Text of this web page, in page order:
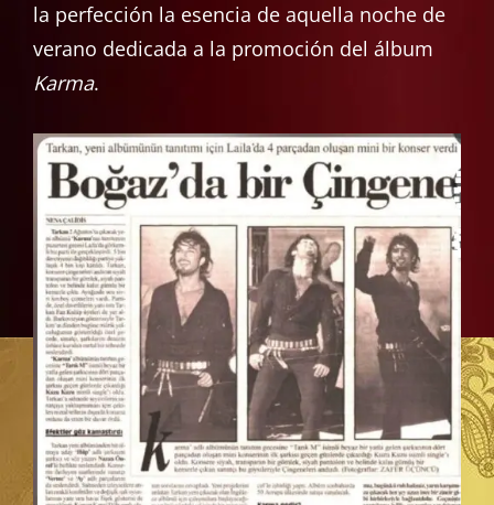
la perfección la esencia de aquella noche de
verano dedicada a la promoción del álbum
Karma.